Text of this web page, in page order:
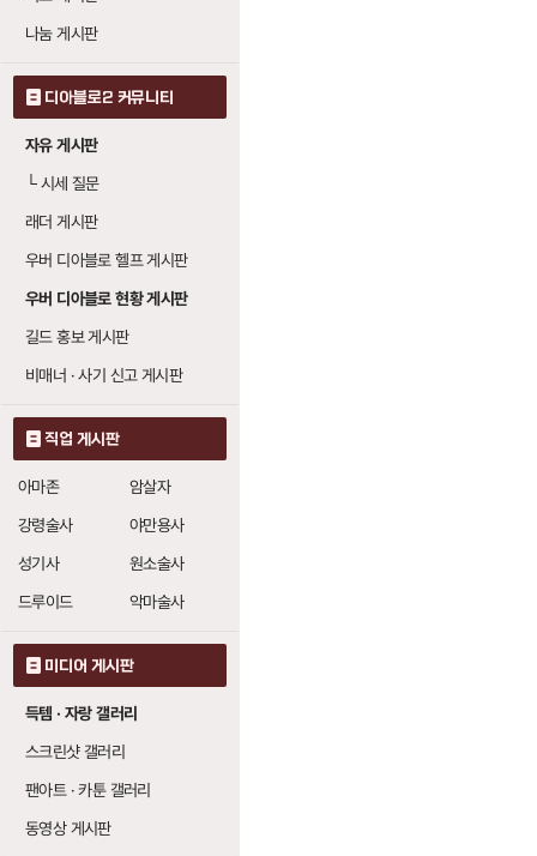
나눔 게시판
디아블로2 커뮤니티
자유 게시판
└시세 질문
래더 게시판
우버 디아블로 헬프 게시판
우버 디아블로 현황 게시판
길드 홍보 게시판
비매너 · 사기 신고 게시판
직업 게시판
아마존
암살자
강령술사
야만용사
성기사
원소술사
드루이드
악마술사
미디어 게시판
득템 · 자랑 갤러리
스크린샷 갤러리
팬아트 · 카툰 갤러리
동영상 게시판